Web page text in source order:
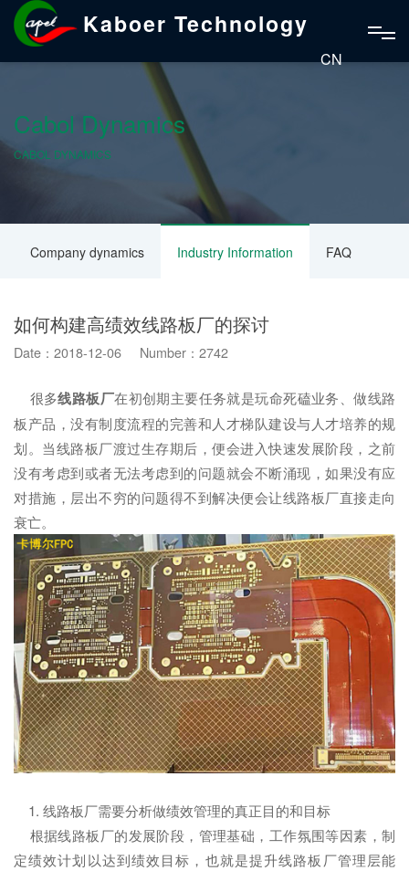
Kaboer Technology
CN
Cabol Dynamics
CABOL DYNAMICS
Company dynamics Industry Information FAQ
如何构建高绩效线路板厂的探讨
Date：2018-12-06 Number：2742
很多线路板厂在初创期主要任务就是玩命死磕业务、做线路
板产品，没有制度流程的完善和人才梯队建设与人才培养的规
划。当线路板厂渡过生存期后，便会进入快速发展阶段，之前
没有考虑到或者无法考虑到的问题就会不断涌现，如果没有应
对措施，层出不穷的问题得不到解决便会让线路板厂直接走向
衰亡。
1. 线路板厂需要分析做绩效管理的真正目的和目标
根据线路板厂的发展阶段，管理基础，工作氛围等因素，制
定绩效计划以达到绩效目标，也就是提升线路板厂管理层能